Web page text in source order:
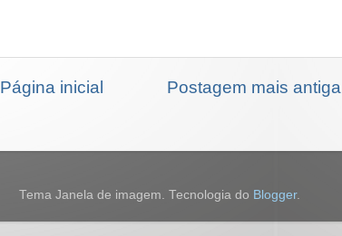
Postagem mais antiga
Página inicial
Tema Janela de imagem. Tecnologia do Blogger.